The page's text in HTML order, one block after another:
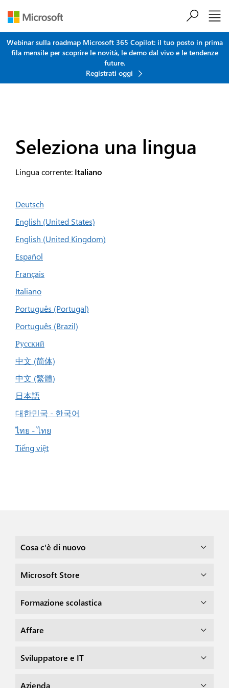
Webinar sulla roadmap Microsoft 365 Copilot: il tuo posto in prima
fila mensile per scoprire le novità, le demo dal vivo e le tendenze
future.
Registrati oggi
Seleziona una lingua
Lingua corrente: Italiano
Deutsch
English (United States)
English (United Kingdom)
Español
Français
Italiano
Português (Portugal)
Português (Brazil)
Русский
中文 (简体)
中文 (繁體)
日本語
대한민국 - 한국어
ไทย - ไทย
Tiếng việt
Cosa c'è di nuovo
Microsoft Store
Formazione scolastica
Affare
Sviluppatore e IT
Azienda